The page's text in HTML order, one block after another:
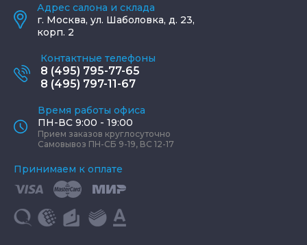
Адрес салона и склада
г. Москва, ул. Шаболовка, д. 23,
корп. 2
Контактные телефоны
8 (495) 795-77-65
8 (495) 797-11-67
Время работы офиса
ПН-ВС 9:00 - 19:00
Прием заказов круглосуточно
Самовывоз ПН-СБ 9-19, ВС 12-17
Принимаем к оплате